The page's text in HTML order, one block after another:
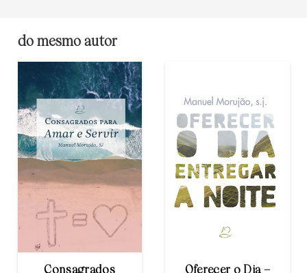
do mesmo autor
Oferecer o Dia –
Celebrar e